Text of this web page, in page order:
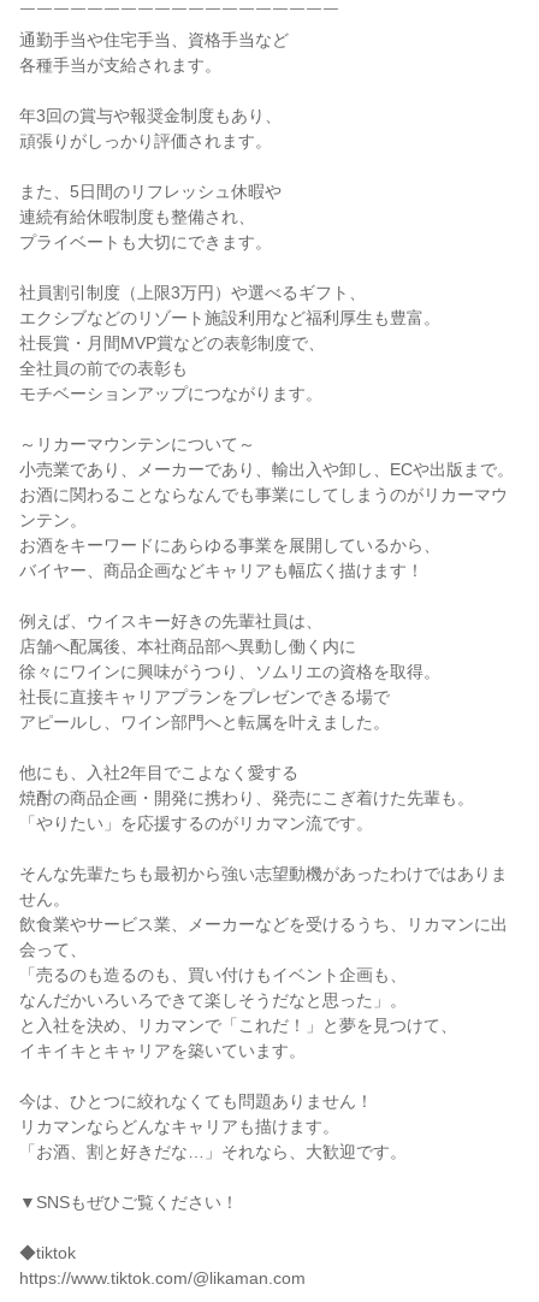
￣￣￣￣￣￣￣￣￣￣￣￣￣￣￣￣￣￣￣
通勤手当や住宅手当、資格手当など
各種手当が支給されます。
年3回の賞与や報奨金制度もあり、
頑張りがしっかり評価されます。
また、5日間のリフレッシュ休暇や
連続有給休暇制度も整備され、
プライベートも大切にできます。
社員割引制度（上限3万円）や選べるギフト、
エクシブなどのリゾート施設利用など福利厚生も豊富。
社長賞・月間MVP賞などの表彰制度で、
全社員の前での表彰も
モチベーションアップにつながります。
～リカーマウンテンについて～
小売業であり、メーカーであり、輸出入や卸し、ECや出版まで。
お酒に関わることならなんでも事業にしてしまうのがリカーマウ
ンテン。
お酒をキーワードにあらゆる事業を展開しているから、
バイヤー、商品企画などキャリアも幅広く描けます！
例えば、ウイスキー好きの先輩社員は、
店舗へ配属後、本社商品部へ異動し働く内に
徐々にワインに興味がうつり、ソムリエの資格を取得。
社長に直接キャリアプランをプレゼンできる場で
アピールし、ワイン部門へと転属を叶えました。
他にも、入社2年目でこよなく愛する
焼酎の商品企画・開発に携わり、発売にこぎ着けた先輩も。
「やりたい」を応援するのがリカマン流です。
そんな先輩たちも最初から強い志望動機があったわけではありま
せん。
飲食業やサービス業、メーカーなどを受けるうち、リカマンに出
会って、
「売るのも造るのも、買い付けもイベント企画も、
なんだかいろいろできて楽しそうだなと思った」。
と入社を決め、リカマンで「これだ！」と夢を見つけて、
イキイキとキャリアを築いています。
今は、ひとつに絞れなくても問題ありません！
リカマンならどんなキャリアも描けます。
「お酒、割と好きだな…」それなら、大歓迎です。
▼SNSもぜひご覧ください！
◆tiktok
https://www.tiktok.com/@likaman.com